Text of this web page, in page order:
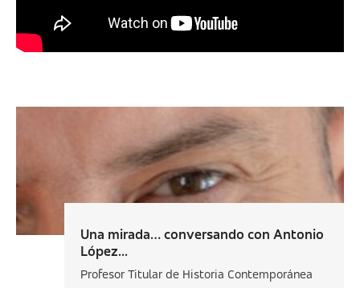
Una mirada… conversando con Antonio
López...
Profesor Titular de Historia Contemporánea